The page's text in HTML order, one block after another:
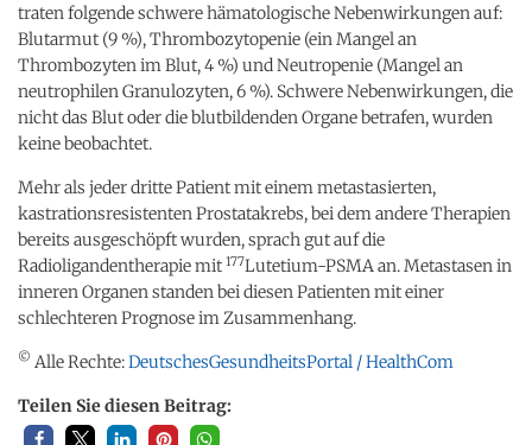
traten folgende schwere hämatologische Nebenwirkungen auf:
Blutarmut (9 %), Thrombozytopenie (ein Mangel an
Thrombozyten im Blut, 4 %) und Neutropenie (Mangel an
neutrophilen Granulozyten, 6 %). Schwere Nebenwirkungen, die
nicht das Blut oder die blutbildenden Organe betrafen, wurden
keine beobachtet.
Mehr als jeder dritte Patient mit einem metastasierten,
kastrationsresistenten Prostatakrebs, bei dem andere Therapien
bereits ausgeschöpft wurden, sprach gut auf die
Radioligandentherapie mit 177Lutetium-PSMA an. Metastasen in
inneren Organen standen bei diesen Patienten mit einer
schlechteren Prognose im Zusammenhang.
© Alle Rechte:DeutschesGesundheitsPortal / HealthCom
Teilen Sie diesen Beitrag: